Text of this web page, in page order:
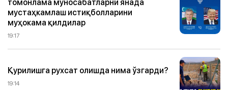
мустаҳкамлаш истиқболларини
муҳокама қилдилар
19:17
Қурилишга рухсат олишда нима ўзгарди?
19:14